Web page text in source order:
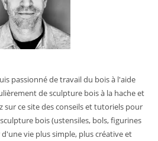
passionné de travail du bois à l'aide
de sculpture bois à la hache et
sur ce site des conseils et tutoriels pour
bois (ustensiles, bols, figurines
vie plus simple, plus créative et